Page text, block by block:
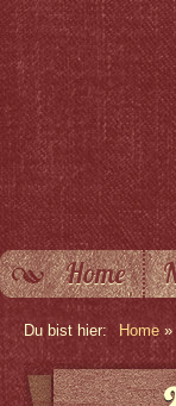
Home
Du bist hier: Home »